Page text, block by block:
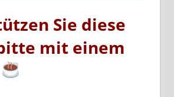
Sie diese
mit einem